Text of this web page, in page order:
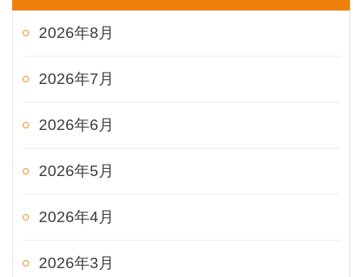
2026年8月
2026年7月
2026年6月
2026年5月
2026年4月
2026年3月